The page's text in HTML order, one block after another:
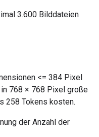
3.600 Bilddateien
<= 384 Pixel
768 × 768 Pixel große
258 Tokens kosten.
der Anzahl der